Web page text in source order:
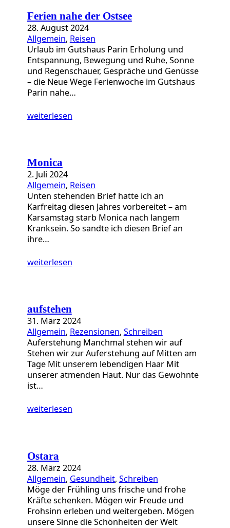
Ferien nahe der Ostsee
28. August 2024
Allgemein, Reisen
Urlaub im Gutshaus Parin Erholung und
Entspannung, Bewegung und Ruhe, Sonne
und Regenschauer, Gespräche und Genüsse
– die Neue Wege Ferienwoche im Gutshaus
Parin nahe…
weiterlesen
Monica
2. Juli 2024
Allgemein, Reisen
Unten stehenden Brief hatte ich an
Karfreitag diesen Jahres vorbereitet – am
Karsamstag starb Monica nach langem
Kranksein. So sandte ich diesen Brief an
ihre…
weiterlesen
aufstehen
31. März 2024
Allgemein, Rezensionen, Schreiben
Auferstehung Manchmal stehen wir auf
Stehen wir zur Auferstehung auf Mitten am
Tage Mit unserem lebendigen Haar Mit
unserer atmenden Haut. Nur das Gewohnte
ist…
weiterlesen
Ostara
28. März 2024
Allgemein, Gesundheit, Schreiben
Möge der Frühling uns frische und frohe
Kräfte schenken. Mögen wir Freude und
Frohsinn erleben und weitergeben. Mögen
unsere Sinne die Schönheiten der Welt